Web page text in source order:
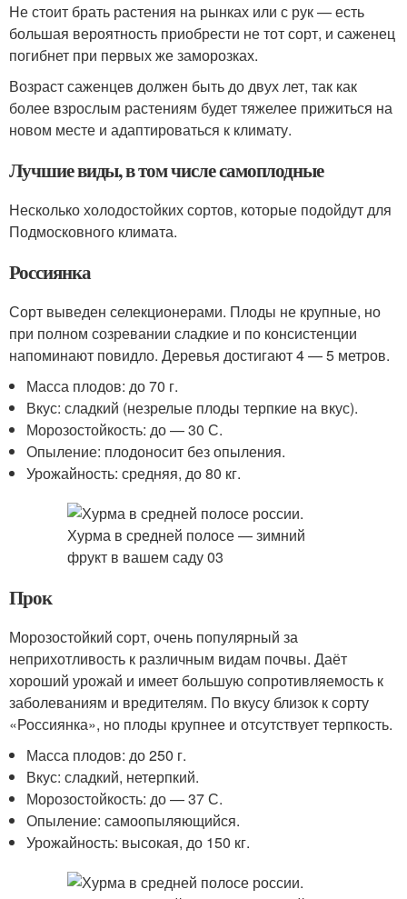
Не стоит брать растения на рынках или с рук — есть
большая вероятность приобрести не тот сорт, и саженец
погибнет при первых же заморозках.
Возраст саженцев должен быть до двух лет, так как
более взрослым растениям будет тяжелее прижиться на
новом месте и адаптироваться к климату.
Лучшие виды, в том числе самоплодные
Несколько холодостойких сортов, которые подойдут для
Подмосковного климата.
Россиянка
Сорт выведен селекционерами. Плоды не крупные, но
при полном созревании сладкие и по консистенции
напоминают повидло. Деревья достигают 4 — 5 метров.
Масса плодов: до 70 г.
Вкус: сладкий (незрелые плоды терпкие на вкус).
Морозостойкость: до — 30 С.
Опыление: плодоносит без опыления.
Урожайность: средняя, до 80 кг.
Прок
Морозостойкий сорт, очень популярный за
неприхотливость к различным видам почвы. Даёт
хороший урожай и имеет большую сопротивляемость к
заболеваниям и вредителям. По вкусу близок к сорту
«Россиянка», но плоды крупнее и отсутствует терпкость.
Масса плодов: до 250 г.
Вкус: сладкий, нетерпкий.
Морозостойкость: до — 37 С.
Опыление: самоопыляющийся.
Урожайность: высокая, до 150 кг.